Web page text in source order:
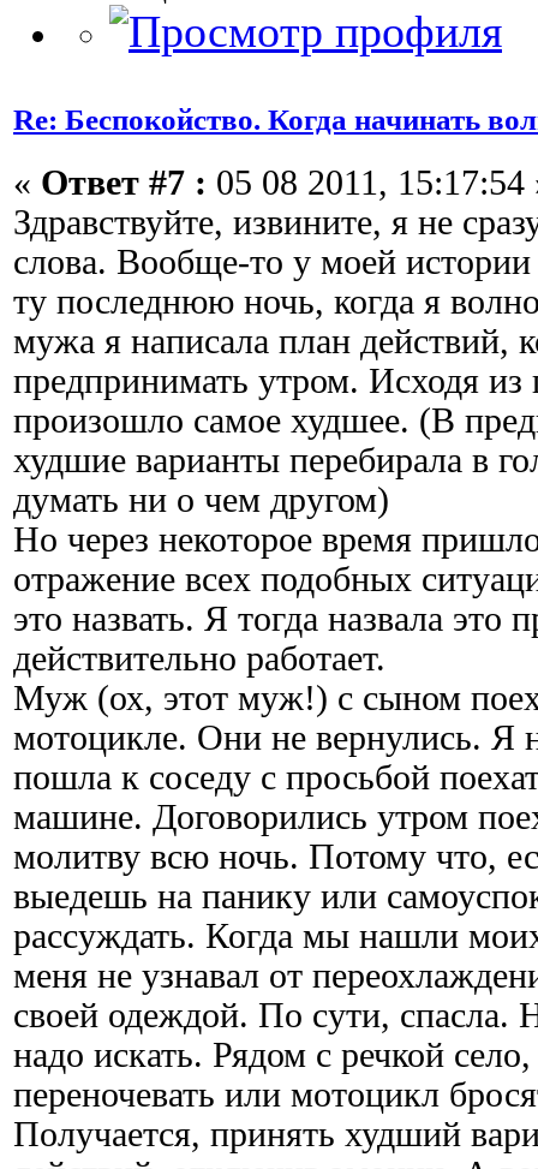
Re: Беспокойство. Когда начинать
« Ответ #7 : 05 08 2011, 15:17:54
Здравствуйте, извините, я не
слова. Вообще-то у моей
ту последнюю ночь, когда я
мужа я написала план действий,
предпринимать утром. Исходя из
произошло самое худшее. (В
худшие варианты перебирала в
думать ни о чем другом)
Но через некоторое время
отражение всех подобных
это назвать. Я тогда назвала это
действительно работает.
Муж (ох, этот муж!) с сыном
мотоцикле. Они не вернулись. Я
пошла к соседу с просьбой
машине. Договорились утром
молитву всю ночь. Потому что,
выедешь на панику или
рассуждать. Когда мы нашли
меня не узнавал от
своей одеждой. По сути, спасла.
надо искать. Рядом с речкой
переночевать или мотоцикл
Получается, принять худший